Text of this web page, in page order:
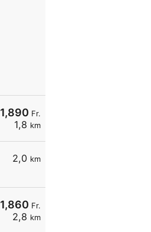
1,890 Fr.
1,8 km
2,0 km
1,860 Fr.
2,8 km